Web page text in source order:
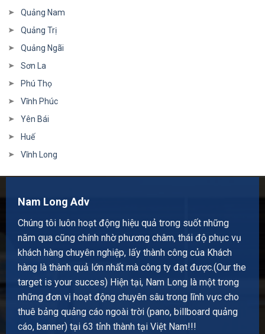
Quảng Nam
Quảng Trị
Quảng Ngãi
Sơn La
Phú Thọ
Vĩnh Phúc
Yên Bái
Huế
Vĩnh Long
Nam Long Adv
Chúng tôi luôn hoạt động hiệu quả trong suốt những
năm qua cũng chính nhờ phương châm, thái độ phục vụ
khách hàng chuyên nghiệp, lấy thành công của Khách
hàng là thành quả lớn nhất mà công ty đạt được.(Our the
target is your succes) Hiện tại, Nam Long là một trong
những đơn vị hoạt động chuyên sâu trong lĩnh vực cho
thuê bảng quảng cáo ngoài trời (pano, billboard quảng
cáo, banner) tại 63 tỉnh thành tại Việt Nam!!!